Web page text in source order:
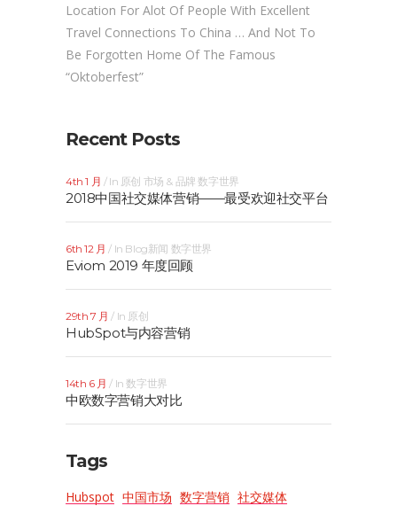
Location For Alot Of People With Excellent
Travel Connections To China … And Not To
Be Forgotten Home Of The Famous
“Oktoberfest”
Recent Posts
4th 1 月 In 原创 市场 & 品牌 数字世界
2018中国社交媒体营销——最受欢迎社交平台
6th 12 月 In Blog新闻 数字世界
Eviom 2019 年度回顾
29th 7 月 In 原创
HubSpot与内容营销
14th 6 月 In数字世界
中欧数字营销大对比
Tags
Hubspot 中国市场 数字营销 社交媒体